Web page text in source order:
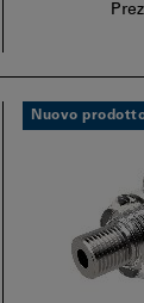
Nuovo